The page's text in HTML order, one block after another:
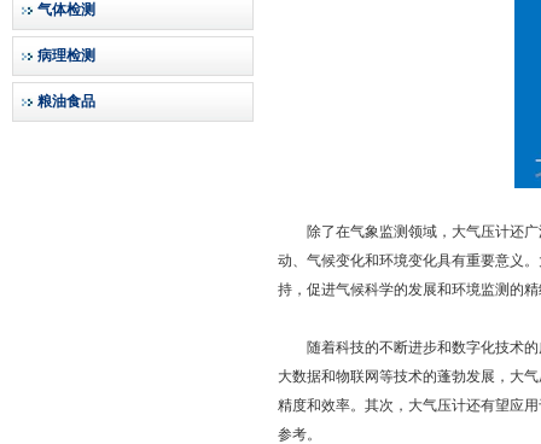
气体检测
病理检测
粮油食品
除了在气象监测领域，大气压计还广
动、气候变化和环境变化具有重要意义
持，促进气候科学的发展和环境监测的
随着科技的不断进步和数字化技术的
大数据和物联网等技术的蓬勃发展，大
精度和效率。其次，大气压计还有望应
参考。